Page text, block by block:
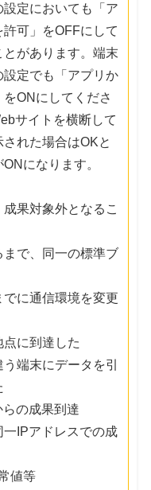
定においても「ア
可」をOFFにして
があります。端末
定でも「アプリか
ONにしてくださ
サイトを横断して
れた場合はOKと
になります。
果対象外となるこ
まで、同一の標準ブ
でに通信環境を変更
点に到達した
端末にデータを引
らの成果到達
一IPアドレスでの成
値等